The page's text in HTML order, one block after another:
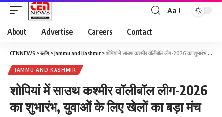
Aa
About Advertise Careers Contact
CENNEWS >ब्लॉग>Jammu and Kashmir >शोपियां में साउथ कश्मीर वॉलीबॉल लीग-2026 का शुभारंभ, युवाओं के लिए खेलों का बड़ा मंच
JAMMU AND KASHMIR
शोपियां में साउथ कश्मीर वॉलीबॉल लीग-2026
का शुभारंभ, युवाओं के लिए खेलों का बड़ा मंच